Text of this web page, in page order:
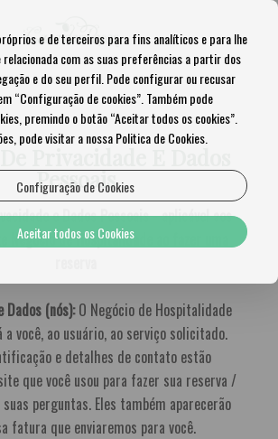
Pessoais
e Dados Pessoais - aplicável aos
Negócio de Hospitalidade ao fazer uma
(nós):O Negócio de Hospitalidade
você, ao usuário, ao serviço solicitado.
e detalhes de contato estão
que você usou para fazer sua reserva /
perguntas. Eles também aparecerão
fatura que enviaremos para você.
e de terceiros para fins analíticos e para lhe
com as suas preferências a partir dos
e do seu perfil. Pode configurar ou recusar
“Configuração de cookies”. Também pode
premindo o botão “Aceitar todos os cookies”.
pode visitar a nossa Politica de Cookies.
Configuração de Cookies
Aceitar todos os Cookies